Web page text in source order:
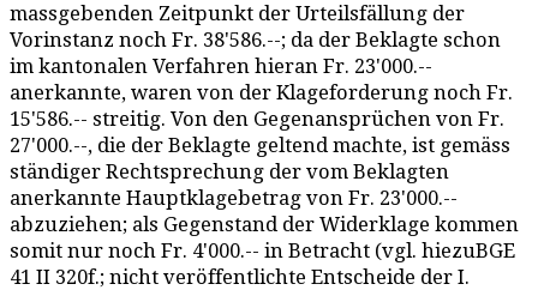
massgebenden Zeitpunkt der Urteilsfällung der
Vorinstanz noch Fr. 38'586.--; da der Beklagte schon
im kantonalen Verfahren hieran Fr. 23'000.--
anerkannte, waren von der Klageforderung noch Fr.
15'586.-- streitig. Von den Gegenansprüchen von Fr.
27'000.--, die der Beklagte geltend machte, ist gemäss
ständiger Rechtsprechung der vom Beklagten
anerkannte Hauptklagebetrag von Fr. 23'000.--
abzuziehen; als Gegenstand der Widerklage kommen
somit nur noch Fr. 4'000.-- in Betracht (vgl. hiezuBGE
41 II 320f.; nicht veröffentlichte Entscheide der I.